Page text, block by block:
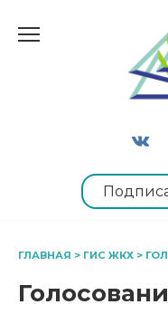
ГЛАВНАЯ > ГИС ЖКХ >